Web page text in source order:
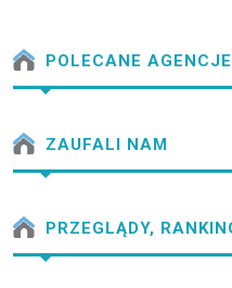
POLECANE AGENCJE
ZAUFALI NAM
PRZEGLĄDY,